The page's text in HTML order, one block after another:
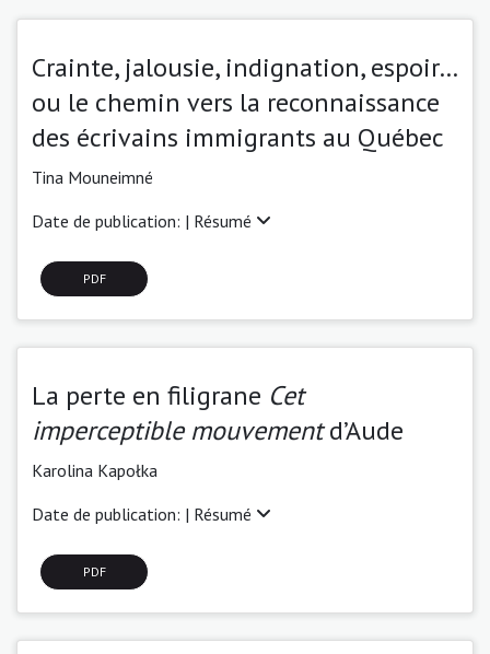
Crainte, jalousie, indignation, espoir…
ou le chemin vers la reconnaissance
des écrivains immigrants au Québec
Tina Mouneimné
Date de publication: | Résumé
PDF
La perte en filigrane Cet
imperceptible mouvementd’Aude
Karolina Kapołka
Date de publication: | Résumé
PDF